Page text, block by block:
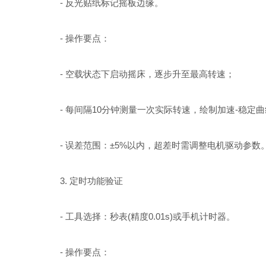
- 反光贴纸标记摇板边缘。
- 操作要点：
- 空载状态下启动摇床，逐步升至最高转速；
- 每间隔10分钟测量一次实际转速，绘制加速-稳定曲
- 误差范围：±5%以内，超差时需调整电机驱动参数
3. 定时功能验证
- 工具选择：秒表(精度0.01s)或手机计时器。
- 操作要点：